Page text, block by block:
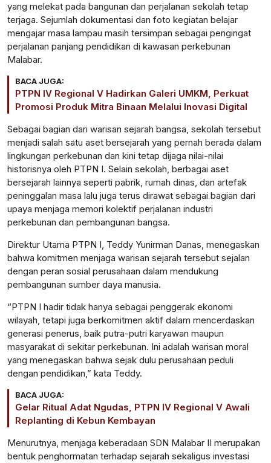
yang melekat pada bangunan dan perjalanan sekolah tetap
terjaga. Sejumlah dokumentasi dan foto kegiatan belajar
mengajar masa lampau masih tersimpan sebagai pengingat
perjalanan panjang pendidikan di kawasan perkebunan
Malabar.
BACA JUGA:
PTPN IV Regional V Hadirkan Galeri UMKM, Perkuat
Promosi Produk Mitra Binaan Melalui Inovasi Digital
Sebagai bagian dari warisan sejarah bangsa, sekolah tersebut
menjadi salah satu aset bersejarah yang pernah berada dalam
lingkungan perkebunan dan kini tetap dijaga nilai-nilai
historisnya oleh PTPN I. Selain sekolah, berbagai aset
bersejarah lainnya seperti pabrik, rumah dinas, dan artefak
peninggalan masa lalu juga terus dirawat sebagai bagian dari
upaya menjaga memori kolektif perjalanan industri
perkebunan dan pembangunan bangsa.
Direktur Utama PTPN I, Teddy Yunirman Danas, menegaskan
bahwa komitmen menjaga warisan sejarah tersebut sejalan
dengan peran sosial perusahaan dalam mendukung
pembangunan sumber daya manusia.
“PTPN I hadir tidak hanya sebagai penggerak ekonomi
wilayah, tetapi juga berkomitmen aktif dalam mencerdaskan
generasi penerus, baik putra-putri karyawan maupun
masyarakat di sekitar perkebunan. Ini adalah warisan moral
yang menegaskan bahwa sejak dulu perusahaan peduli
dengan pendidikan,” kata Teddy.
BACA JUGA:
Gelar Ritual Adat Ngudas, PTPN IV Regional V Awali
Replanting di Kebun Kembayan
Menurutnya, menjaga keberadaan SDN Malabar II merupakan
bentuk penghormatan terhadap sejarah sekaligus investasi